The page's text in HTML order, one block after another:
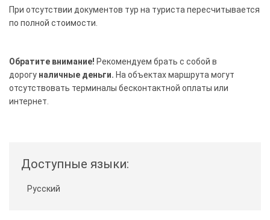
При отсутствии документов тур на туриста пересчитывается
по полной стоимости.
Обратите внимание! Рекомендуем брать с собой в
дорогу наличные деньги. На объектах маршрута могут
отсутствовать терминалы бесконтактной оплаты или
интернет.
Доступные языки:
Русский